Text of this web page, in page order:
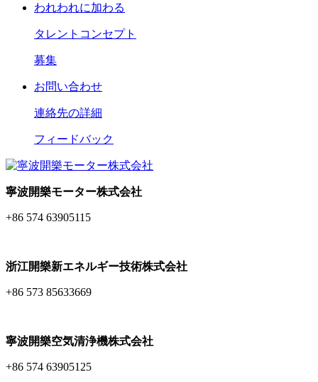
われわれに加わる
タレントコンセプト
募集
お問い合わせ
連絡先の詳細
フィードバック
寧波開樂モーター株式会社
+86 574 63905115
浙江開樂新エネルギー技術株式会社
+86 573 85633669
寧波開樂空気清浄機株式会社
+86 574 63905125